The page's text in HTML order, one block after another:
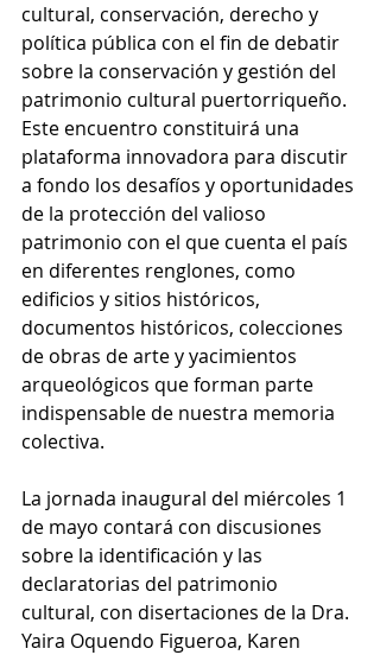
cultural, conservación, derecho y
política pública con el fin de debatir
sobre la conservación y gestión del
patrimonio cultural puertorriqueño.
Este encuentro constituirá una
plataforma innovadora para discutir
a fondo los desafíos y oportunidades
de la protección del valioso
patrimonio con el que cuenta el país
en diferentes renglones, como
edificios y sitios históricos,
documentos históricos, colecciones
de obras de arte y yacimientos
arqueológicos que forman parte
indispensable de nuestra memoria
colectiva.
La jornada inaugural del miércoles 1
de mayo contará con discusiones
sobre la identificación y las
declaratorias del patrimonio
cultural, con disertaciones de la Dra.
Yaira Oquendo Figueroa, Karen